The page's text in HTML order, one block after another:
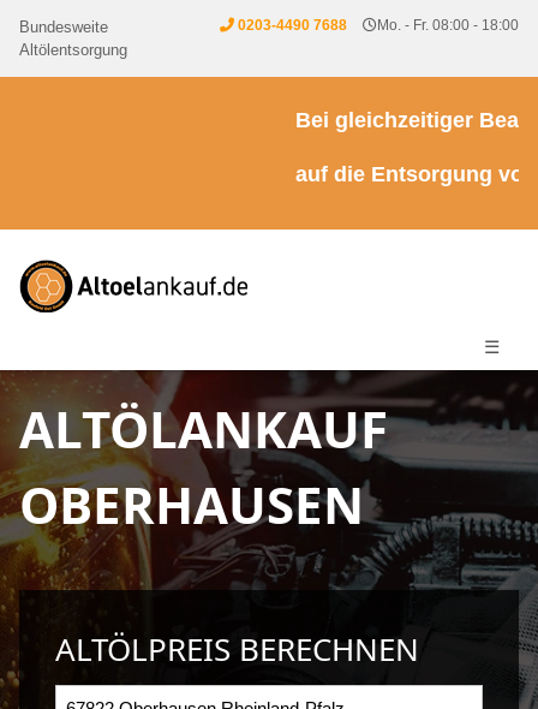
Bundesweite
Altölentsorgung
0203-4490 7688 Mo. - Fr. 08:00 - 18:00
Bei gleichzeitiger
auf die Entsorgung von
☰
ALTÖLANKAUF
OBERHAUSEN
ALTÖLPREIS BERECHNEN